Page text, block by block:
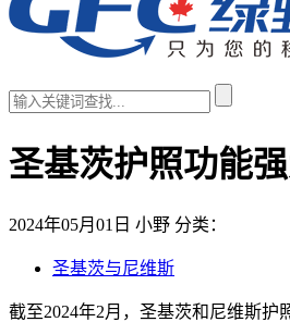
圣基茨护照功能
2024年05月01日 小野 分类：
圣基茨与尼维斯
截至2024年2月，圣基茨和尼维斯